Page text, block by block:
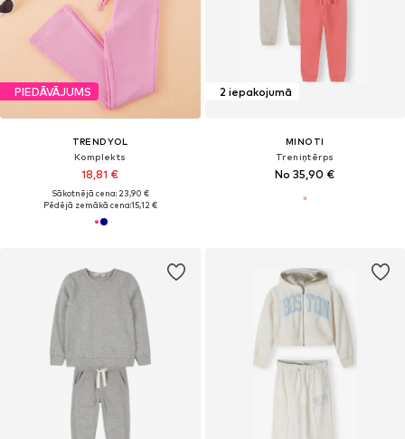
PIEDĀVĀJUMS
TRENDYOL
Komplekts
18,81 €
Sākotnējā cena: 23,90 €
Pēdējā zemākā cena:15,12 €
2 iepakojumā
MINOTI
Treniņtērps
No 35,90 €